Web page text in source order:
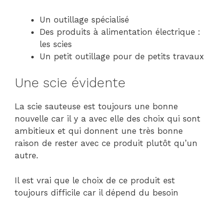
Un outillage spécialisé
Des produits à alimentation électrique :
les scies
Un petit outillage pour de petits travaux
Une scie évidente
La scie sauteuse est toujours une bonne
nouvelle car il y a avec elle des choix qui sont
ambitieux et qui donnent une très bonne
raison de rester avec ce produit plutôt qu’un
autre.
Il est vrai que le choix de ce produit est
toujours difficile car il dépend du besoin